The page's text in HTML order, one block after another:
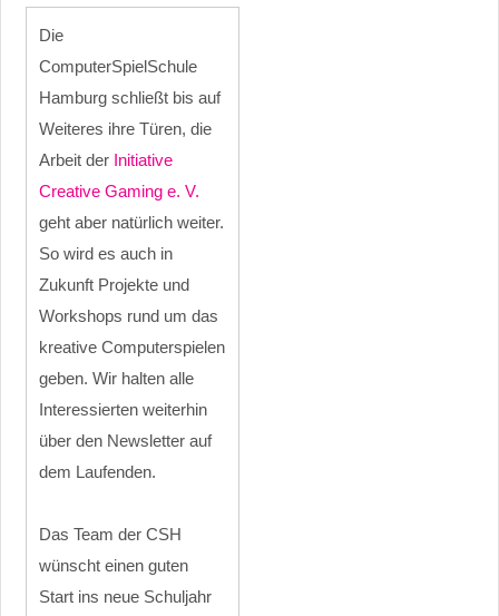
Die
ComputerSpielSchule
Hamburg schließt bis auf
Weiteres ihre Türen, die
Arbeit der Initiative
Creative Gaming e. V.
geht aber natürlich weiter.
So wird es auch in
Zukunft Projekte und
Workshops rund um das
kreative Computerspielen
geben. Wir halten alle
Interessierten weiterhin
über den Newsletter auf
dem Laufenden.
Das Team der CSH
wünscht einen guten
Start ins neue Schuljahr